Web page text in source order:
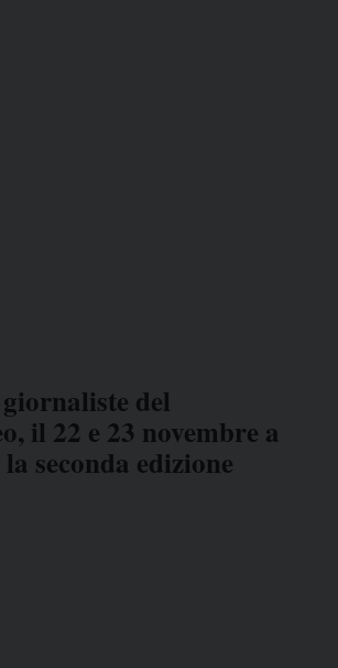
del
il 22 e 23 novembre a
seconda edizione